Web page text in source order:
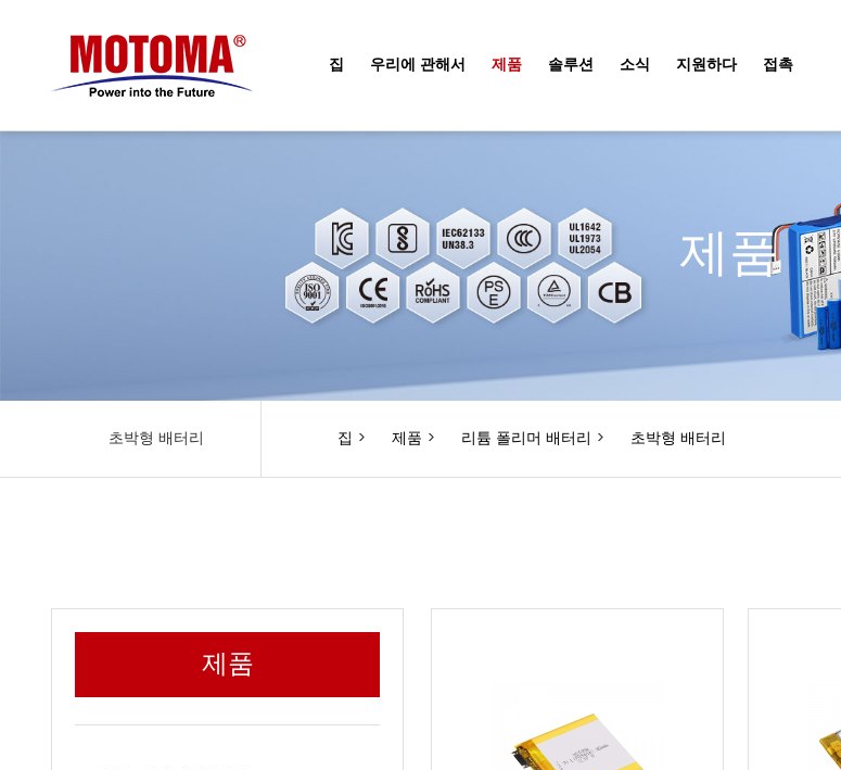
집 우리에 관해서 제품 솔루션 소식 지원하다 접촉
제품
초박형 배터리 집 > 제품 > 리튬 폴리머 배터리 > 초박형 배터리
제품